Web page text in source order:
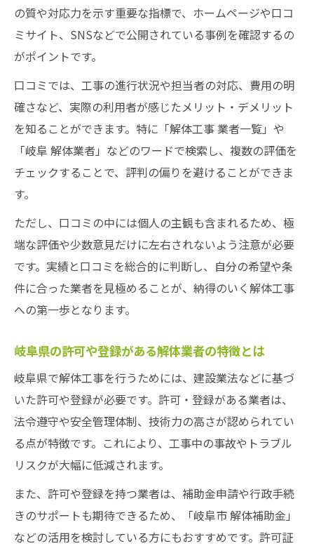
の質や対応力を示す重要な指標で、ホームページや口コ
ミサイト、SNSなどで公開されている事例を確認するの
がポイントです。
口コミでは、工事の進行状況や担当者の対応、費用の明
確さなど、実際の利用者が感じたメリット・デメリット
を知ることができます。特に「解体工事 業者一覧」や
「岐阜 解体業者」などのワードで検索し、複数の評価を
チェックすることで、評判の偏りを避けることができま
す。
ただし、口コミの中には個人の主観も含まれるため、極
端な評価や少数意見だけに左右されないよう注意が必要
です。実績と口コミを総合的に判断し、自分の希望や条
件に合った業者を見極めることが、納得のいく解体工事
への第一歩となります。
岐阜県の許可や登録がある解体業者の特徴とは
岐阜県で解体工事を行うためには、建設業法などに基づ
いた許可や登録が必要です。許可・登録がある業者は、
法令遵守や安全管理体制、技術力の高さが認められてい
る点が特徴です。これにより、工事中の事故やトラブル
リスクが大幅に低減されます。
また、許可や登録を持つ業者は、補助金申請や行政手続
きのサポートも期待できるため、「岐阜市 解体補助金」
などの活用を検討している方にもおすすめです。許可証